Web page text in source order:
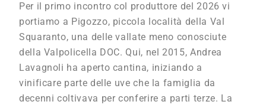
Per il primo incontro col produttore del 2026 vi
portiamo a Pigozzo, piccola località della Val
Squaranto, una delle vallate meno conosciute
della Valpolicella DOC. Qui, nel 2015, Andrea
Lavagnoli ha aperto cantina, iniziando a
vinificare parte delle uve che la famiglia da
decenni coltivava per conferire a parti terze. La